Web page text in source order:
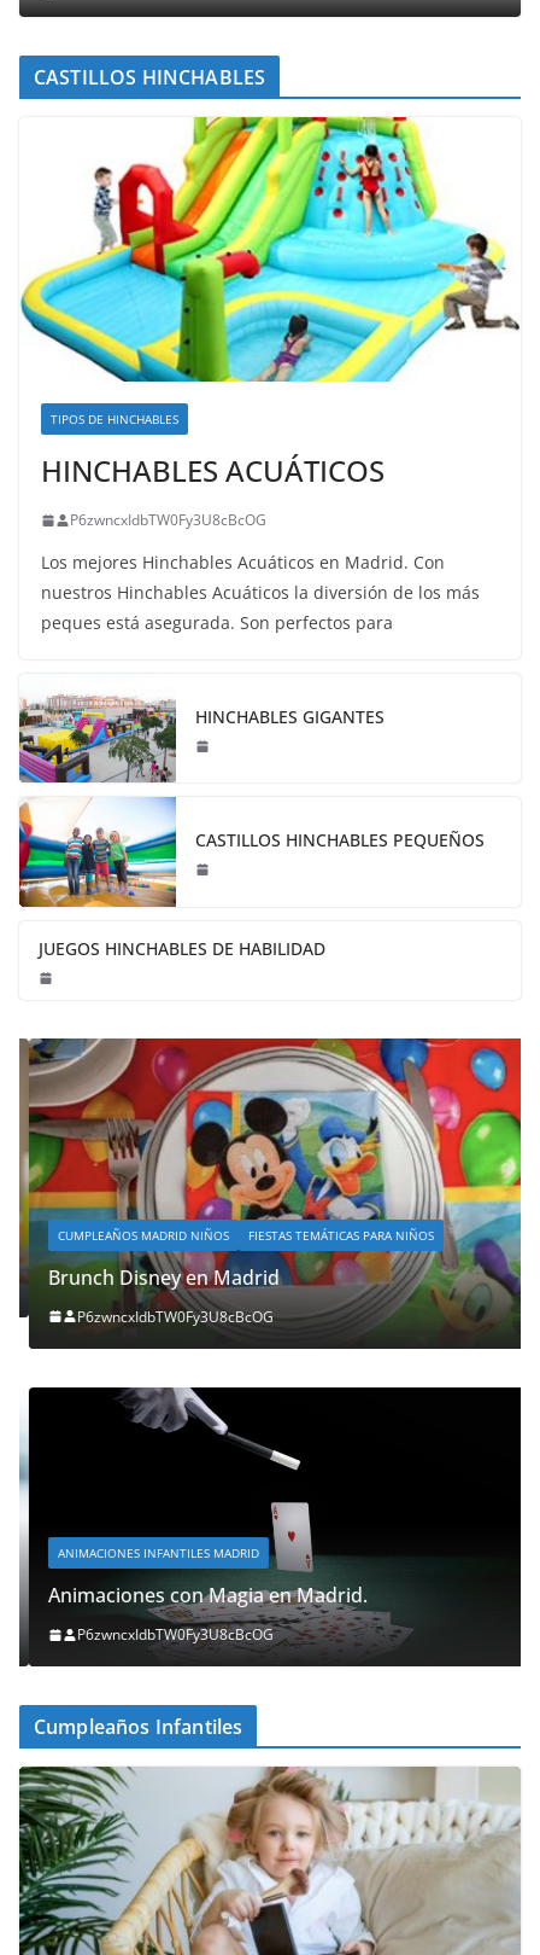
CASTILLOS HINCHABLES
TIPOS DE HINCHABLES
HINCHABLES ACUÁTICOS
P6zwncxIdbTW0Fy3U8cBcOG
Los mejores Hinchables Acuáticos en Madrid. Con
nuestros Hinchables Acuáticos la diversión de los más
peques está asegurada. Son perfectos para
HINCHABLES GIGANTES
CASTILLOS HINCHABLES PEQUEÑOS
JUEGOS HINCHABLES DE HABILIDAD
CUMPLEAÑOS MADRID NIÑOS FIESTAS TEMÁTICAS PARA NIÑOS
Brunch Disney en Madrid
P6zwncxIdbTW0Fy3U8cBcOG
ANIMACIONES INFANTILES MADRID
Animaciones con Magia en Madrid.
P6zwncxIdbTW0Fy3U8cBcOG
Cumpleaños Infantiles